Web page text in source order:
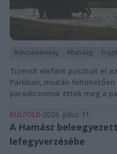
Bűncselekmény Állatvilág
Tizenöt elefánt pusztult el
Parkban, miután
paradicsomot ettek meg a
KÜLFÖLD 2026. július 31.
A Hamász
lefegyverzésébe